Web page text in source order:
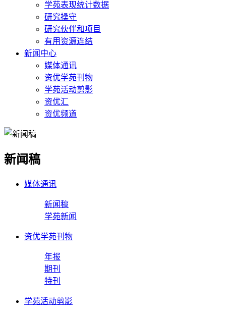
学苑表现统计数据
研究操守
研究伙伴和项目
有用资源连结
新闻中心
媒体通讯
资优学苑刊物
学苑活动剪影
资优汇
资优频道
新闻稿
媒体通讯
新闻稿
学苑新闻
资优学苑刊物
年报
期刊
特刊
学苑活动剪影